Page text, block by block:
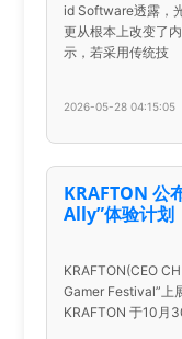
id Software透露，
更从根本上改变了
示，若采用传统技
2026-05-28 04:15:05
KRAFTON 公
Ally”体验计划
KRAFTON(CEO
Gamer Festival”上
KRAFTON 于10月